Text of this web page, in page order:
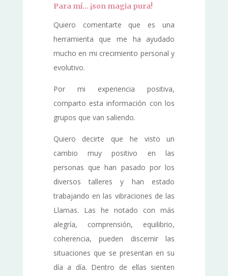
Para mí… ¡son magia pura!
Quiero comentarte que es una
herramienta que me ha ayudado
mucho en mi crecimiento personal y
evolutivo.
Por mi experiencia positiva,
comparto esta información con los
grupos que van saliendo.
Quiero decirte que he visto un
cambio muy positivo en las
personas que han pasado por los
diversos talleres y han estado
trabajando en las vibraciones de las
Llamas. Las he notado con más
alegría, comprensión, equilibrio,
coherencia, pueden discernir las
situaciones que se presentan en su
día a día. Dentro de ellas sienten